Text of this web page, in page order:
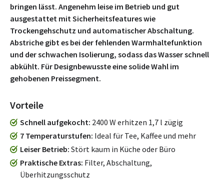
bringen lässt. Angenehm leise im Betrieb und gut
ausgestattet mit Sicherheitsfeatures wie
Trockengehschutz und automatischer Abschaltung.
Abstriche gibt es bei der fehlenden Warmhaltefunktion
und der schwachen Isolierung, sodass das Wasser schnell
abkühlt. Für Designbewusste eine solide Wahl im
gehobenen Preissegment.
Vorteile
Schnell aufgekocht 2400 W erhitzen 1,7 l zügig
7 Temperaturstufen Ideal für Tee, Kaffee und mehr
Leiser Betrieb Stört kaum in Küche oder Büro
Praktische Extras Filter, Abschaltung,
Überhitzungsschutz